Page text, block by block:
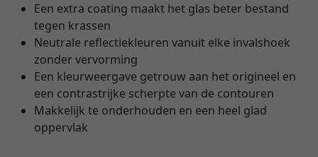
Een extra coating maakt het glas beter bestand
tegen krassen
Neutrale reflectiekleuren vanuit elke invalshoek
zonder vervorming
Een kleurweergave getrouw aan het origineel en
een contrastrijke scherpte van de contouren
Makkelijk te onderhouden en een heel glad
oppervlak